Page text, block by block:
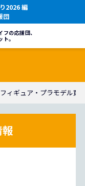
2026 編
団
フの応援団、
。
ィギュア・プラモデル買